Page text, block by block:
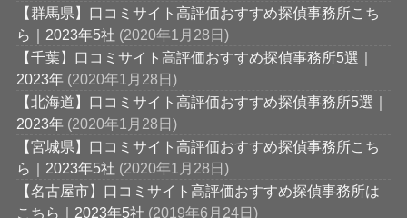
【群馬県】口コミサイト高評価おすすめ探偵事務所こち
ら｜2023年5社 (2020年1月28日)
【千葉】口コミサイト高評価おすすめ探偵事務所5選｜
2023年 (2020年1月28日)
【北海道】口コミサイト高評価おすすめ探偵事務所5選｜
2023年 (2020年1月28日)
【宮城県】口コミサイト高評価おすすめ探偵事務所こち
ら｜2023年5社 (2020年1月28日)
【名古屋市】口コミサイト高評価おすすめ探偵事務所は
こちら｜2023年5社 (2019年6月24日)